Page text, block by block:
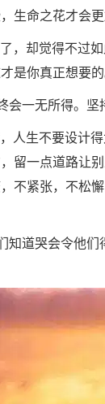
生命之花才会更
，却觉得不过
是你真正想要的
会一无所得。坚
人生不要设计
留一点道路让
不紧张，不松
知道哭会令他